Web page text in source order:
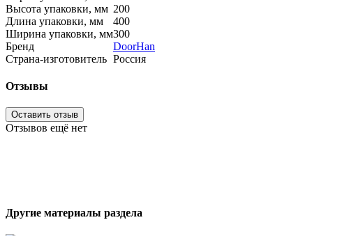
Высота упаковки, мм 200
Длина упаковки, мм
400
Ширина упаковки, мм300
Бренд
DoorHan
Страна-изготовитель Россия
Отзывы
Оставить отзыв
Отзывов ещё нет
Другие материалы раздела